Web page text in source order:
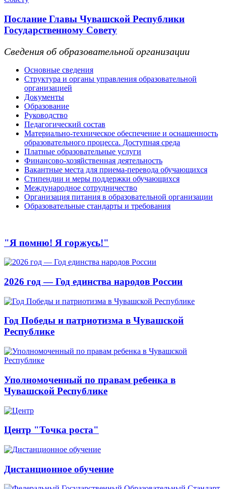
Послание Главы Чувашской Республики
Государственному Совету
Сведения об образовательной организации
Основные сведения
Структура и органы управления образовательной
организацией
Документы
Образование
Руководство
Педагогический состав
Материально-техническое обеспечение и оснащенность
образовательного процесса. Доступная среда
Платные образовательные услуги
Финансово-хозяйственная деятельность
Вакантные места для приема-перевода обучающихся
Стипендии и меры поддержки обучающихся
Международное сотрудничество
Организация питания в образовательной организации
Образовательные стандарты и требования
"Я помню! Я горжусь!"
2026 год — Год единства народов России
Год Победы и патриотизма в Чувашской
Республике
Уполномоченный по правам ребенка в
Чувашской Республике
Центр "Точка роста"
Дистанционное обучение